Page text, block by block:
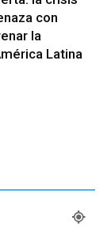
con
la
Latina